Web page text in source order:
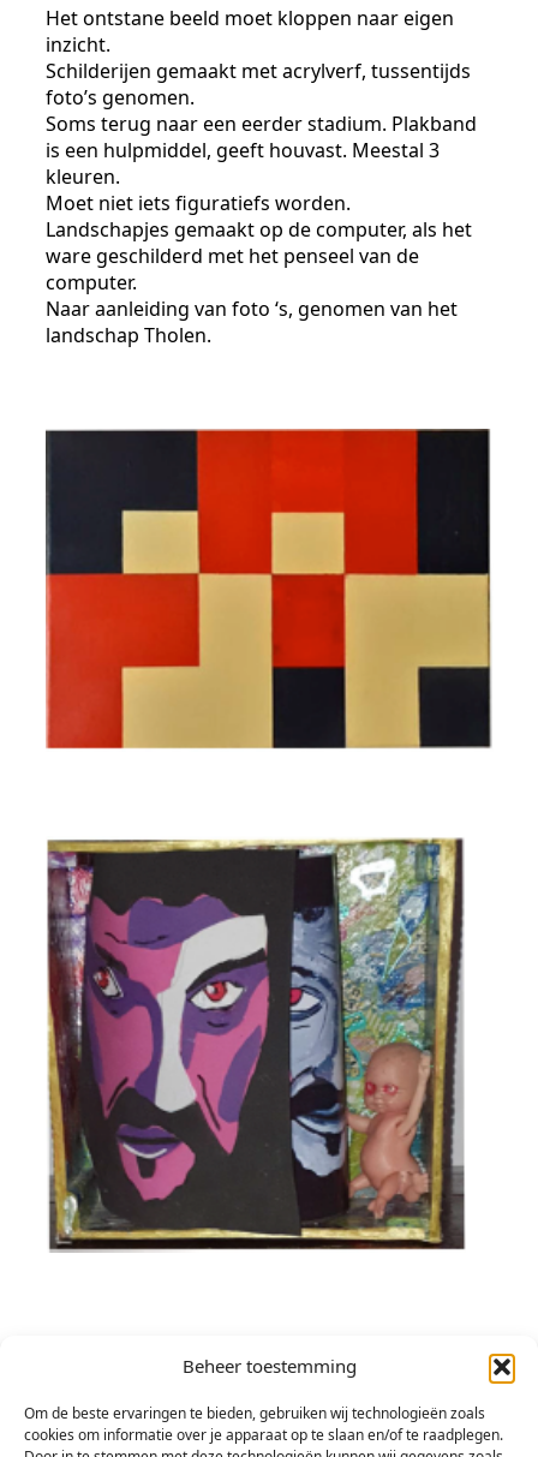
Beheer toestemming
Om de beste ervaringen te bieden, gebruiken wij technologieën zoals
cookies om informatie over je apparaat op te slaan en/of te raadplegen.
Het ontstane beeld moet kloppen naar eigen
inzicht.
Schilderijen gemaakt met acrylverf, tussentijds
foto’s genomen.
Soms terug naar een eerder stadium. Plakband
is een hulpmiddel, geeft houvast. Meestal 3
kleuren.
Moet niet iets figuratiefs worden.
Landschapjes gemaakt op de computer, als het
ware geschilderd met het penseel van de
computer.
Naar aanleiding van foto ‘s, genomen van het
landschap Tholen.
Astrid Verhagen
Sinds een aantal jaar bezig met het maken van